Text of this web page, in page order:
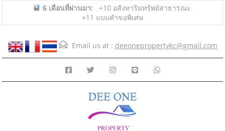
6 เดือนที่ผ่านมา:
+10 อสังหาริมทรัพย์สาธารณะ
+11 แบบคำขอพิเศษ
Email us at : deeonepropertykc@gmail.com